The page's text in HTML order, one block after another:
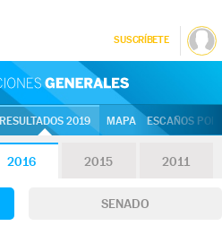
SUSCRÍBETE
RESULTADOS 2019 MAPA ESCAÑOS
2016 2015 2011
SENADO